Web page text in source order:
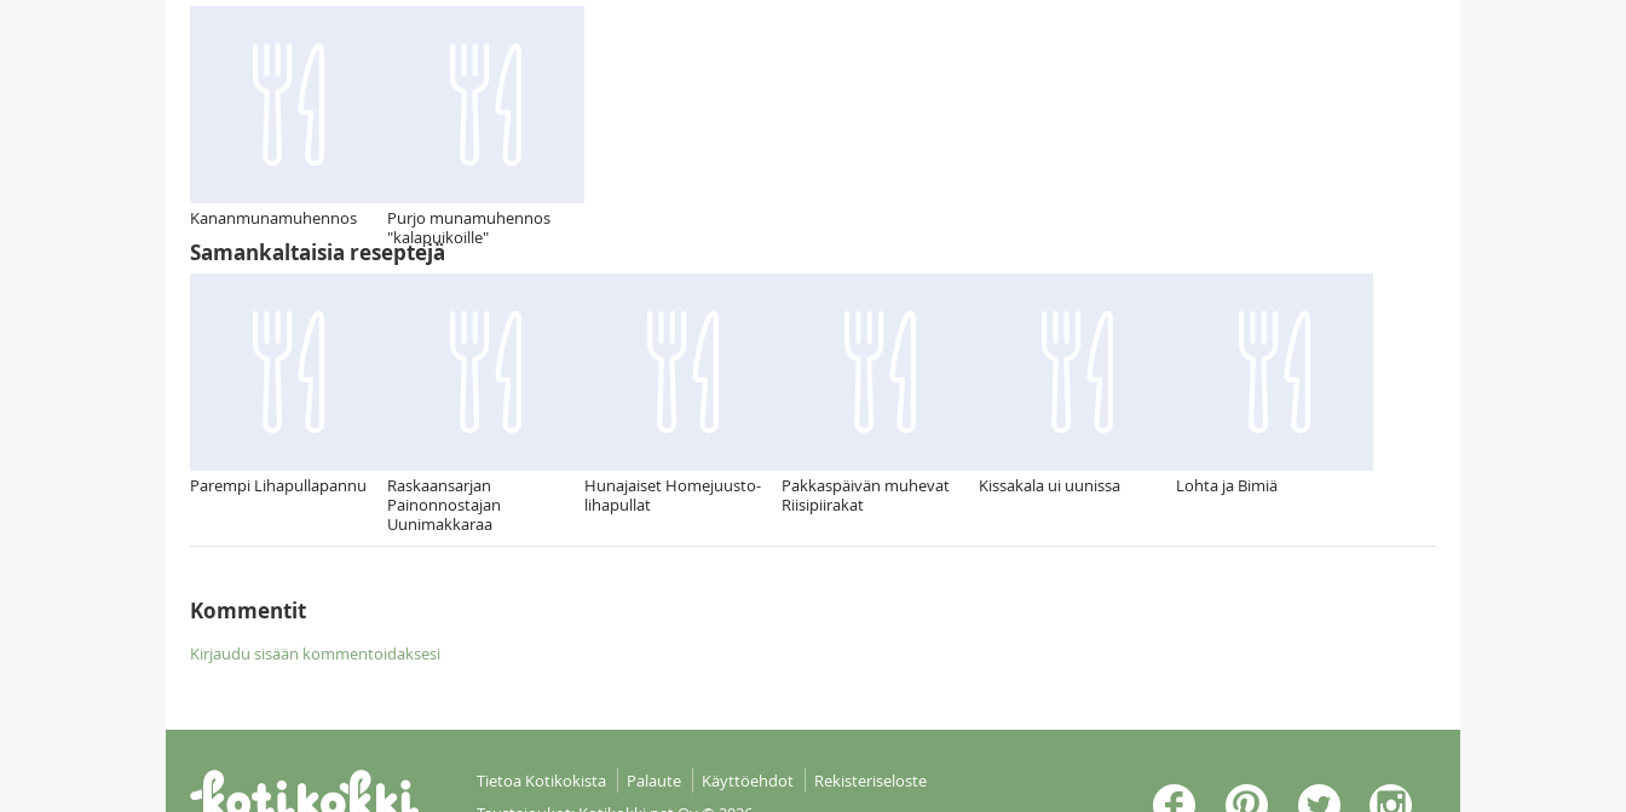
Kananmunamuhennos
Purjo munamuhennos
"kalapuikoille"
Samankaltaisia reseptejä
Parempi Lihapullapannu
Raskaansarjan
Painonnostajan
Uunimakkaraa
Hunajaiset Homejuusto-
lihapullat
Pakkaspäivän muhevat
Riisipiirakat
Kissakala ui uunissa Lohta ja Bimiä
Kommentit
Kirjaudu sisään kommentoidaksesi
Tietoa Kotikokista Palaute Käyttöehdot
Rekisteriseloste